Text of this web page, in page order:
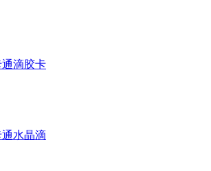
滴胶卡
水晶滴